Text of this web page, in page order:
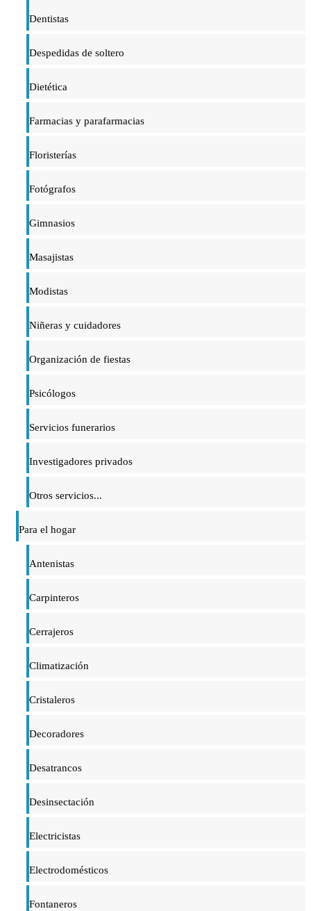
Dentistas
Despedidas de soltero
Dietética
Farmacias y parafarmacias
Floristerías
Fotógrafos
Gimnasios
Masajistas
Modistas
Niñeras y cuidadores
Organización de fiestas
Psicólogos
Servicios funerarios
Investigadores privados
Otros servicios...
Para el hogar
Antenistas
Carpinteros
Cerrajeros
Climatización
Cristaleros
Decoradores
Desatrancos
Desinsectación
Electricistas
Electrodomésticos
Fontaneros